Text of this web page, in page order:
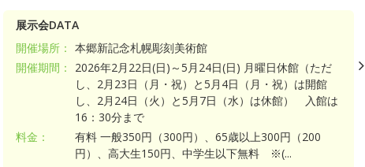
展示会DATA
開催場所： 本郷新記念札幌彫刻美術館
開催期間：
2026年2月22日(日)～5月24日(日) 月曜日休館（ただ
し、2月23日（月・祝）と5月4日（月・祝）は開館
し、2月24日（火）と5月7日（水）は休館） 入館は
16：30分まで
料金：
有料 一般350円（300円）、65歳以上300円（200
円）、高大生150円、中学生以下無料 ※(...